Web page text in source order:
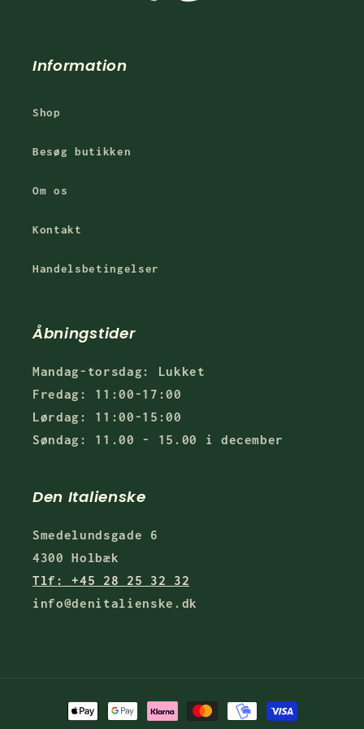
Information
Shop
Besøg butikken
Om os
Kontakt
Handelsbetingelser
Åbningstider
Mandag-torsdag: Lukket
Fredag: 11:00-17:00
Lørdag: 11:00-15:00
Søndag: 11.00 - 15.00 i december
Den Italienske
Smedelundsgade 6
4300 Holbæk
Tlf: +45 28 25 32 32
info@denitalienske.dk
Betalingsmetoder